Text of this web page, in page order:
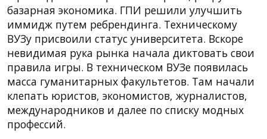
базарная экономика. ГПИ решили улучшить
иммидж путем ребрендинга. Техническому
ВУЗу присвоили статус университета. Вскоре
невидимая рука рынка начала диктовать свои
правила игры. В техническом ВУЗе появилась
масса гуманитарных факультетов. Там начали
клепать юристов, экономистов, журналистов,
международников и далее по списку модных
профессий.